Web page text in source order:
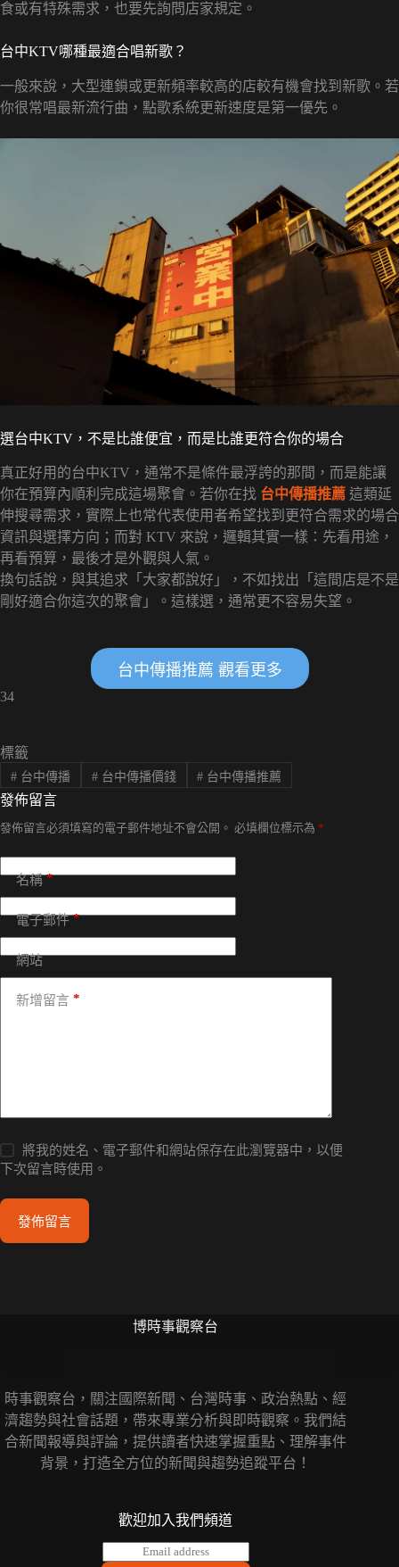
食或有特殊需求，也要先詢問店家規定。
台中KTV哪種最適合唱新歌？
一般來說，大型連鎖或更新頻率較高的店較有機會找到新歌。若
你很常唱最新流行曲，點歌系統更新速度是第一優先。
選台中KTV，不是比誰便宜，而是比誰更符合你的場合
真正好用的台中KTV，通常不是條件最浮誇的那間，而是能讓
你在預算內順利完成這場聚會。若你在找 台中傳播推薦 這類延
伸搜尋需求，實際上也常代表使用者希望找到更符合需求的場合
資訊與選擇方向；而對 KTV 來說，邏輯其實一樣：先看用途，
再看預算，最後才是外觀與人氣。
換句話說，與其追求「大家都說好」，不如找出「這間店是不是
剛好適合你這次的聚會」。這樣選，通常更不容易失望。
台中傳播推薦 觀看更多
34
標籤
#台中傳播 #台中傳播價錢 # 台中傳播推薦
發佈留言
發佈留言必須填寫的電子郵件地址不會公開。 必填欄位標示為 *
名稱*
電子郵件*
網站
新增留言 *
將我的姓名、電子郵件和網站保存在此瀏覽器中，以便
下次留言時使用。
發佈留言
博時事觀察台
時事觀察台，關注國際新聞、台灣時事、政治熱點、經
濟趨勢與社會話題，帶來專業分析與即時觀察。我們結
合新聞報導與評論，提供讀者快速掌握重點、理解事件
背景，打造全方位的新聞與趨勢追蹤平台！
歡迎加入我們頻道
m